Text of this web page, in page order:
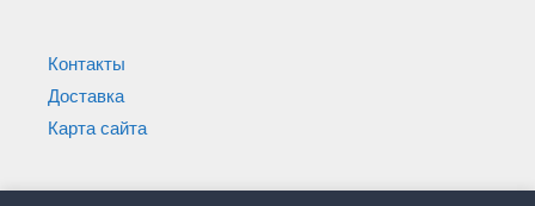
Контакты
Доставка
Карта сайта